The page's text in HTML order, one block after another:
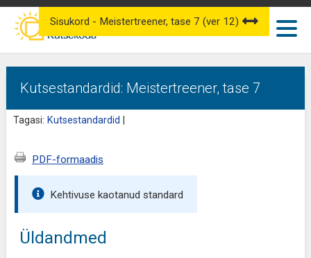
Kutsestandardid: Meistertreener, tase 7
Tagasi: Kutsestandardid
Sisukord - Meistertreener, tase 7 (ver 12)
PDF-formaadis
Kehtivuse kaotanud standard
Üldandmed